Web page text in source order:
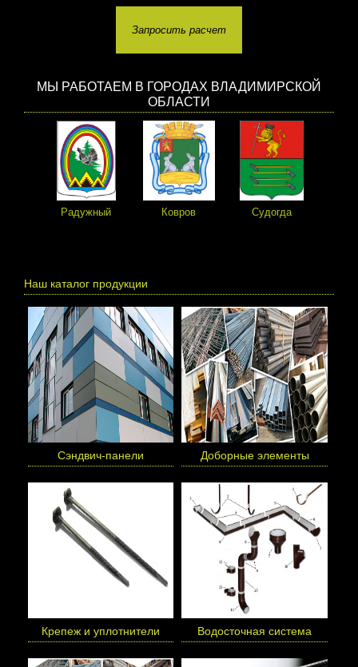
Запросить расчет
МЫ РАБОТАЕМ В ГОРОДАХ ВЛАДИМИРСКОЙ
ОБЛАСТИ
Радужный Ковров Судогда
Наш каталог продукции
Сэндвич-панели Доборные элементы
Крепеж и уплотнители Водосточная система